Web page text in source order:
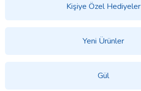
Kişiye Özel Hediyeler
Yeni Ürünler
Gül